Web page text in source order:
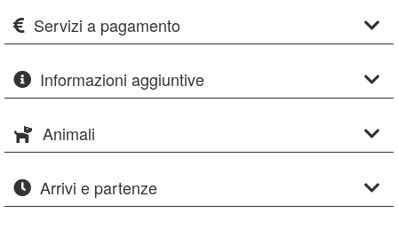
Servizi a pagamento
Informazioni aggiuntive
Animali
Arrivi e partenze